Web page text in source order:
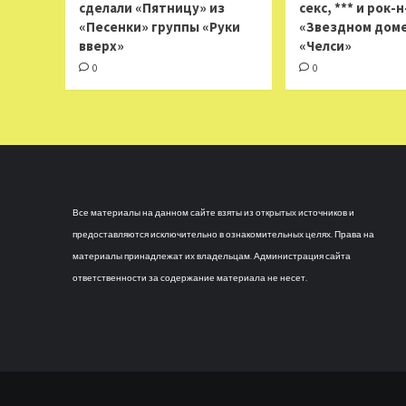
сделали «Пятницу» из
«Песенки» группы «Руки
вверх»
0
секс, *** и рок-
«Звездном
«Челси»
0
Все материалы на данном сайте взяты из открытых источников и
предоставляются исключительно в ознакомительных целях. Права на
материалы принадлежат их владельцам. Администрация сайта
ответственности за содержание материала не несет.